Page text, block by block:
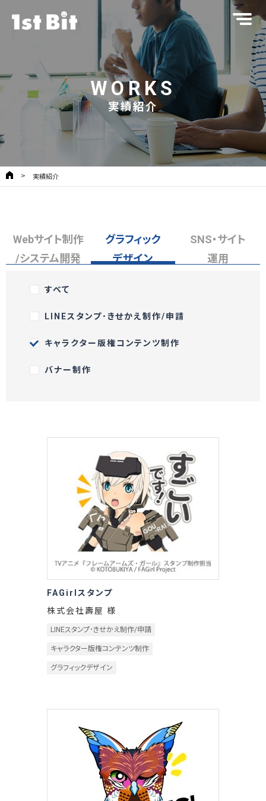
WORKS
実績紹介
実績紹介
Webサイト制作
/システム開発
グラフィック
デザイン
SNS・サイト
運用
すべて
LINEスタンプ･きせかえ制作/申請
キャラクター版権コンテンツ制作
バナー制作
FAGirlスタンプ
株式会社壽屋 様
LINEスタンプ･きせかえ制作/申請
キャラクター版権コンテンツ制作
グラフィックデザイン